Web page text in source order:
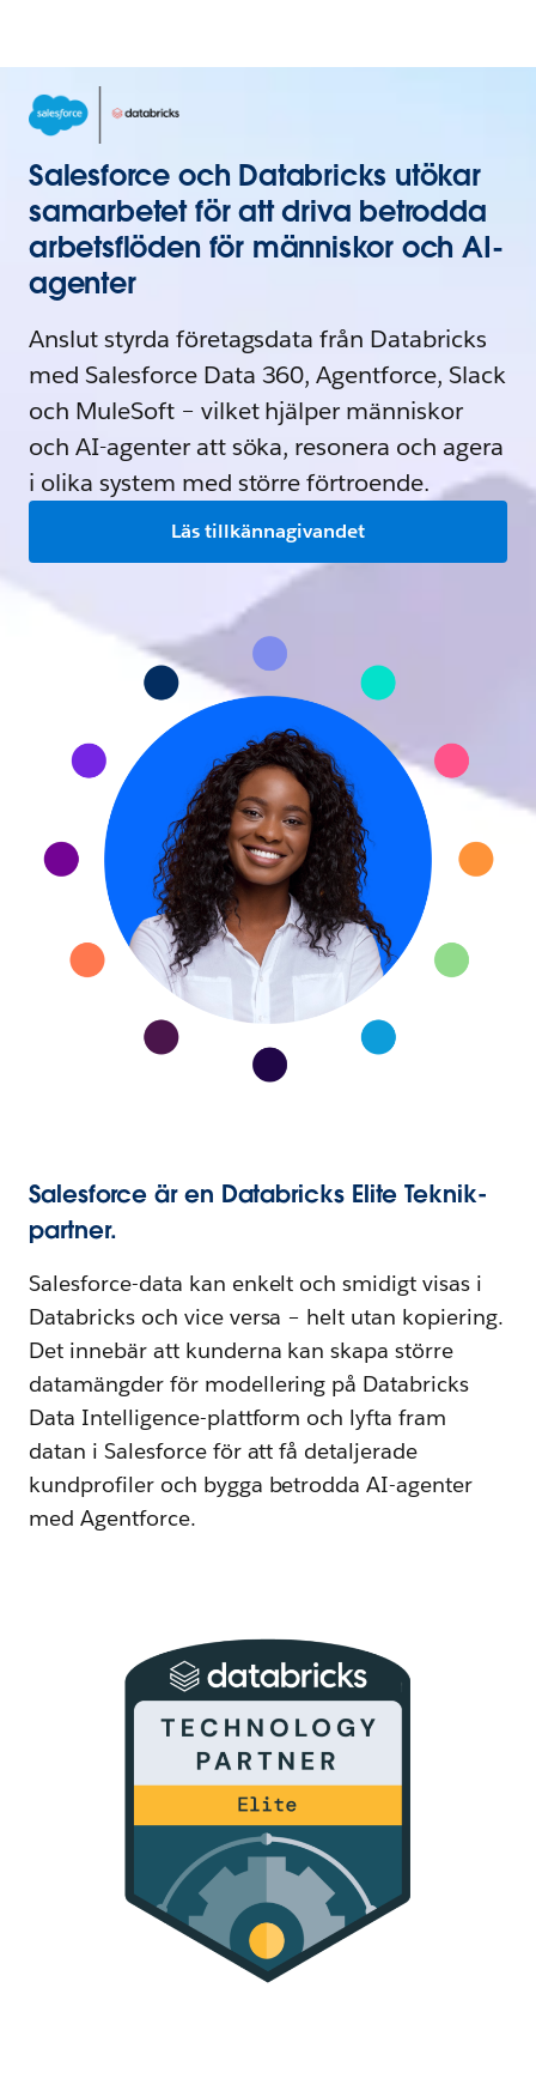
Salesforce och Databricks utökar
samarbetet för att driva betrodda
arbetsflöden för människor och AI-
agenter
Anslut styrda företagsdata från Databricks
med Salesforce Data 360, Agentforce, Slack
och MuleSoft – vilket hjälper människor
och AI-agenter att söka, resonera och agera
i olika system med större förtroende.
Läs tillkännagivandet
Salesforce är en Databricks Elite Teknik-
partner.
Salesforce-data kan enkelt och smidigt visas i
Databricks och vice versa – helt utan kopiering.
Det innebär att kunderna kan skapa större
datamängder för modellering på Databricks
Data Intelligence-plattform och lyfta fram
datan i Salesforce för att få detaljerade
kundprofiler och bygga betrodda AI-agenter
med Agentforce.